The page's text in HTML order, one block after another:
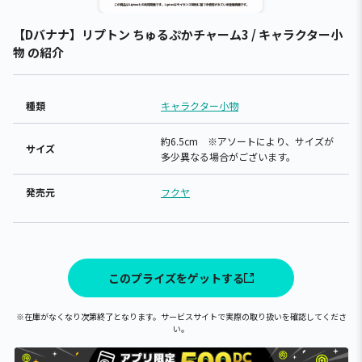
【Dバナナ】リプトン ちゅるぷかチャーム3 / キャラクター小
物 の紹介
種類 キャラクター小物
サイズ
約6.5cm ※アソートにより、サイズが
多少異なる場合がございます。
発売元 フクヤ
このプライズをゲットする
※在庫がなくなり次第終了となります。サービスサイトで実際の取り扱いを確認してくださ
い。